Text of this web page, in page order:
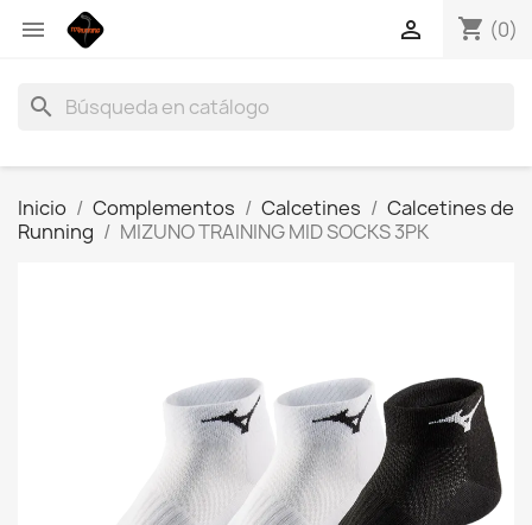
 shopping_cart (0)

search
Inicio Complementos Calcetines
Calcetines de
Running
MIZUNO TRAINING MID SOCKS 3PK